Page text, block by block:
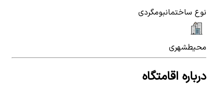
نوع ساختمانبومگردی
محیطشهری
درباره اقامتگاه